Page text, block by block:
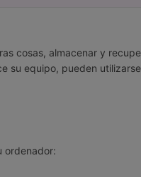
cosas, almacenar y
su equipo, pueden
ordenador: